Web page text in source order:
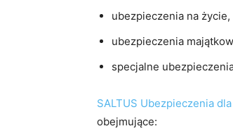
ubezpieczenia na życie,
ubezpieczenia
specjalne
SALTUS Ubezpieczenia
obejmujące: